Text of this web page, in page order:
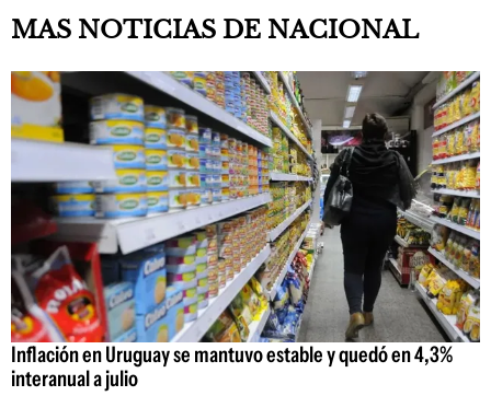
MAS NOTICIAS DE NACIONAL
Inflación en Uruguay se mantuvo estable y quedó en 4,3%
interanual a julio